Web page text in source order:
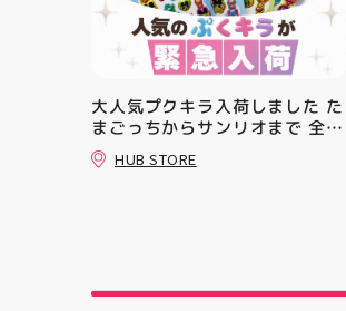
大人気プクキラ入荷しました た
まごっちからサンリオまで 全13
種類の豊富なラインナップが勢
揃い ぷくっとしたキュートなフ
GETできてない方は 売り切れる
HUB STORE